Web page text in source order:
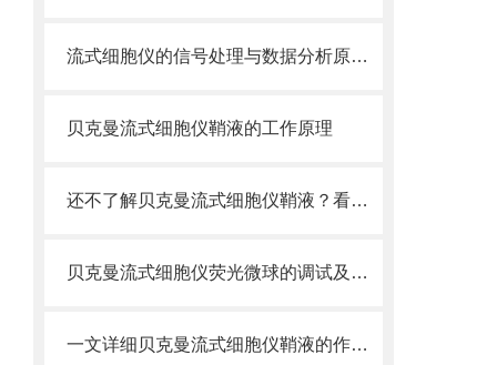
流式细胞仪的信号处理与数据分析原理分析
贝克曼流式细胞仪鞘液的工作原理
还不了解贝克曼流式细胞仪鞘液？看这里就对了！
贝克曼流式细胞仪荧光微球的调试及使用
一文详细贝克曼流式细胞仪鞘液的作用原理